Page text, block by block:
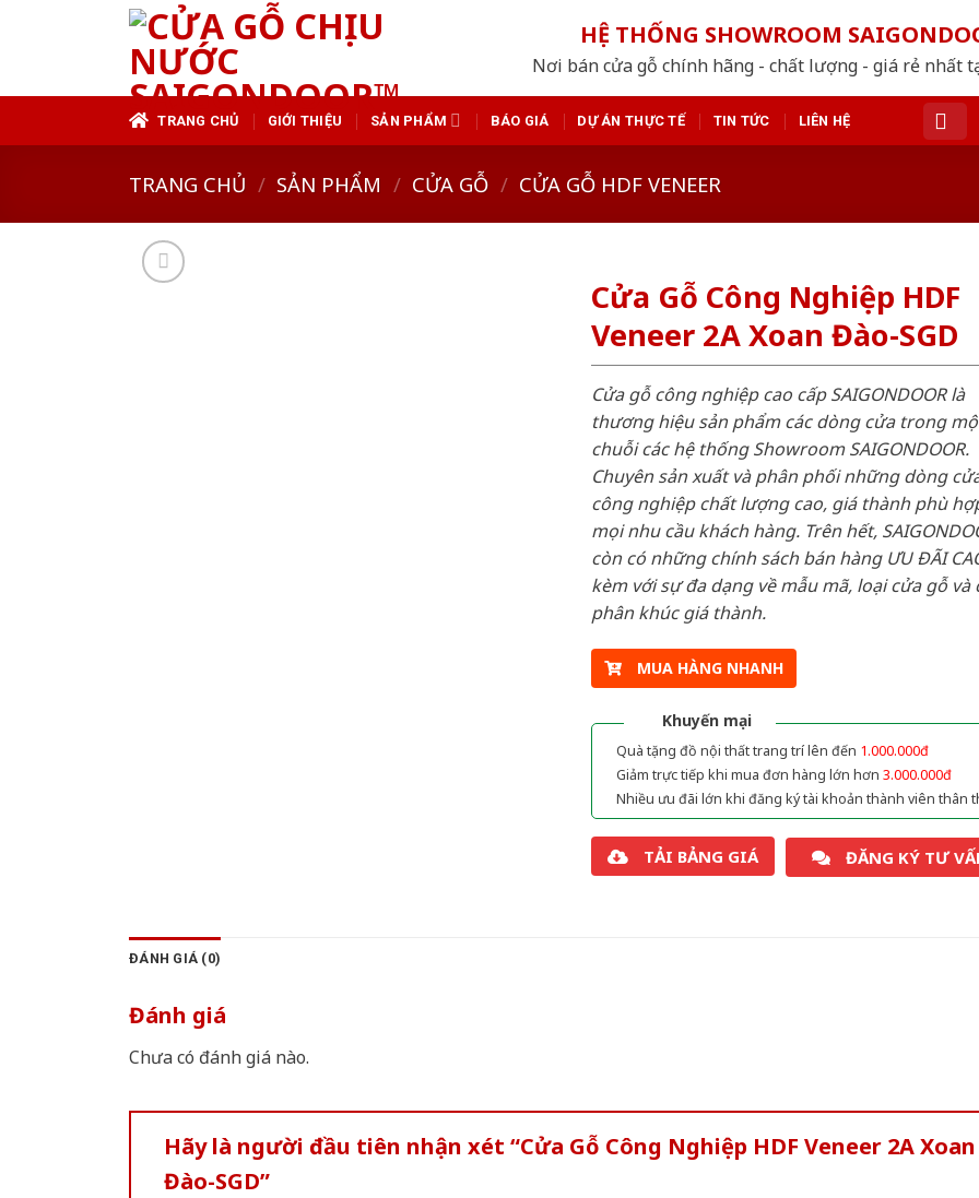
HỆ THỐNG SHOWROOM
Nơi bán cửa gỗ chính hãng - chất lượng - giá rẻ nhất
TRANG CHỦ GIỚI THIỆU SẢN PHẨM BÁO GIÁ DỰ ÁN THỰC TẾ TIN TỨC LIÊN HỆ
TRANG CHỦ / SẢN PHẨM / CỬA GỖ / CỬA GỖ HDF VENEER
Cửa Gỗ Công Nghiệp HDF
Veneer 2A Xoan Đào-SGD
Cửa gỗ công nghiệp cao cấp SAIGONDOOR là
thương hiệu sản phẩm các dòng cửa trong
chuỗi các hệ thống Showroom SAIGONDOOR.
Chuyên sản xuất và phân phối những dòng
công nghiệp chất lượng cao, giá thành phù
mọi nhu cầu khách hàng. Trên hết,
còn có những chính sách bán hàng ƯU ĐÃI
kèm với sự đa dạng về mẫu mã, loại cửa gỗ và
phân khúc giá thành.
MUA HÀNG NHANH
Khuyến mại
Quà tặng đồ nội thất trang trí lên đến 1.000.000đ
Giảm trực tiếp khi mua đơn hàng lớn hơn 3.000.000đ
Nhiều ưu đãi lớn khi đăng ký tài khoản thành viên thân
TẢI BẢNG GIÁ ĐĂNG KÝ TƯ
ĐÁNH GIÁ (0)
Đánh giá
Chưa có đánh giá nào.
Hãy là người đầu tiên nhận xét “Cửa Gỗ Công Nghiệp HDF Veneer 2A Xoan
Đào-SGD”